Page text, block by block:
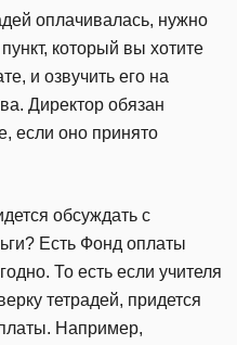
оплачивалась, нужно
который вы хотите
и озвучить его на
Директор обязан
если оно принято
обсуждать с
Есть Фонд оплаты
То есть если учителя
тетрадей, придется
Например,